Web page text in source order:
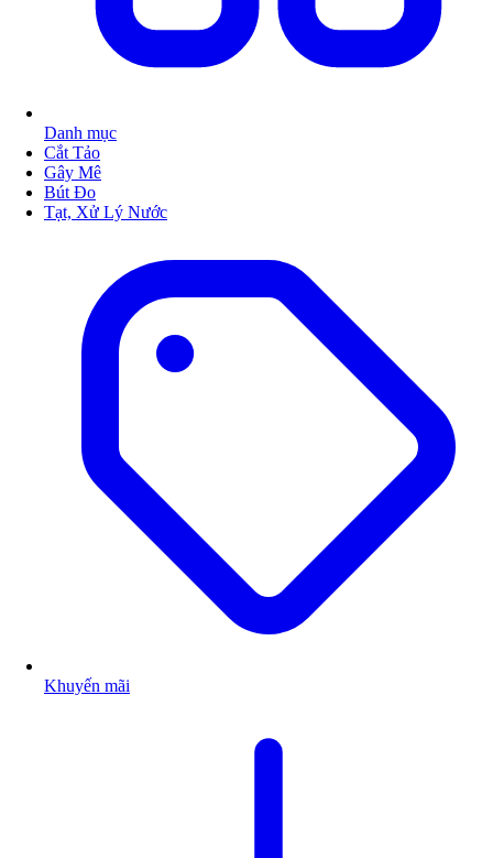
Danh mục
Cắt Tảo
Gây Mê
Bút Đo
Tạt, Xử Lý Nước
Khuyến mãi